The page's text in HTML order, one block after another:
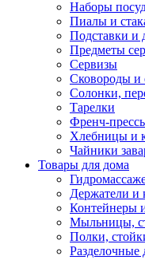
Наборы
Пиалы и
Подставки и
Предметы
Сервизы
Сковороды и
Солонки,
Тарелки
Френч-
Хлебницы и
Чайники
Товары для дома
Держатели и
Контейнеры
Мыльницы,
Полки,
Разделочные